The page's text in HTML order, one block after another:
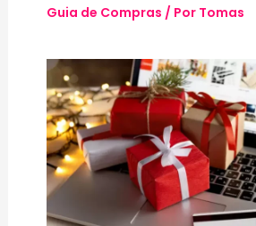
Guia de Compras / Por Tomas